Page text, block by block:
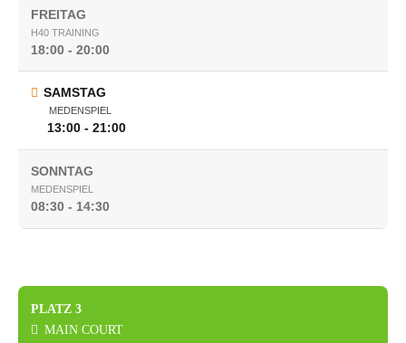
FREITAG
H40 TRAINING
18:00 - 20:00
SAMSTAG
MEDENSPIEL
13:00 - 21:00
SONNTAG
MEDENSPIEL
08:30 - 14:30
PLATZ 3
MAIN COURT